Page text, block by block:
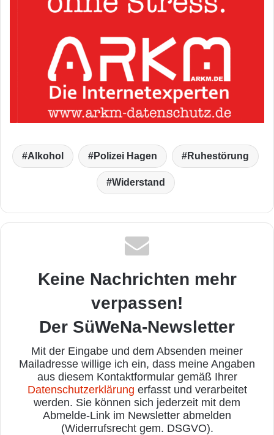
Alkohol Polizei Hagen Ruhestörung
Widerstand
Keine Nachrichten mehr
verpassen!
Der SüWeNa-Newsletter
Mit der Eingabe und dem Absenden meiner
Mailadresse willige ich ein, dass meine Angaben
aus diesem Kontaktformular gemäß Ihrer
Datenschutzerklärung erfasst und verarbeitet
werden. Sie können sich jederzeit mit dem
Abmelde-Link im Newsletter abmelden
(Widerrufsrecht gem. DSGVO).